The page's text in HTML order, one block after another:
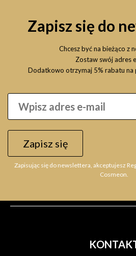
Zapisz się do
Chcesz być na bieżąco z
Zostaw swój adres
Dodatkowo otrzymaj 5% rabatu na
Zapisz się
Zapisując się do newslettera, akceptujesz
Cosmeon.